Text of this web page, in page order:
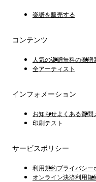
楽譜を販売する
コンテンツ
人気の楽譜無料の楽譜
全アーティスト
インフォメーション
お知らせよくある質問
印刷テスト
サービスポリシー
利用規約プライバシー
オンライン決済利用規